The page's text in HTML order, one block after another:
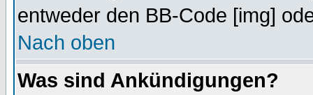
entweder den BB-Code [img]
Nach oben
Was sind Ankündigungen?